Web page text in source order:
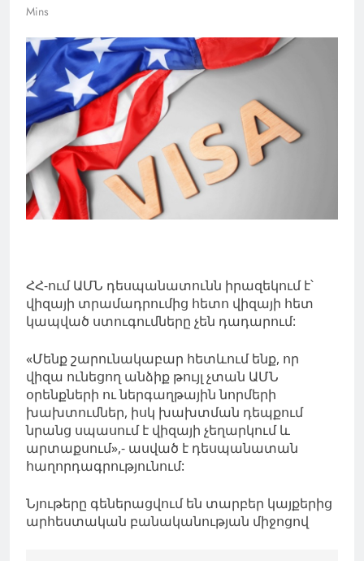
Mins
ՀՀ-ում ԱՄՆ դեսպանատունն իրազեկում է՝
վիզայի տրամադրումից հետո վիզայի հետ
կապված ստուգումները չեն դադարում:
«Մենք շարունակաբար հետևում ենք, որ
վիզա ունեցող անձիք թույլ չտան ԱՄՆ
օրենքների ու ներգաղթային նորմերի
խախտումներ, իսկ խախտման դեպքում
նրանց սպասում է վիզայի չեղարկում և
արտաքսում»,- ասված է դեսպանատան
հաղորդագրությունում:
Նյութերը գեներացվում են տարբեր կայքերից
արհեստական բանականության միջոցով